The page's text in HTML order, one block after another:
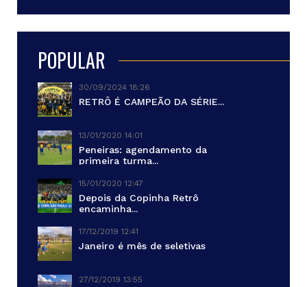
POPULAR
30/09/2024 18:26
RETRÔ É CAMPEÃO DA SÉRIE...
13/01/2020 14:01
Peneiras: agendamento da
primeira turma...
15/01/2020 12:47
Depois da Copinha Retrô
encaminha...
17/12/2019 12:41
Janeiro é mês de seletivas
27/12/2019 13:55